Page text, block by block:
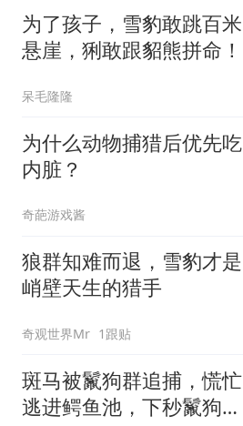
为了孩子，雪豹敢跳百米
悬崖，猁敢跟貂熊拼命！
呆毛隆隆
为什么动物捕猎后优先吃
内脏？
奇葩游戏酱
狼群知难而退，雪豹才是
峭壁天生的猎手
奇观世界Mr 1跟贴
斑马被鬣狗群追捕，慌忙
逃进鳄鱼池，下秒鬣狗想